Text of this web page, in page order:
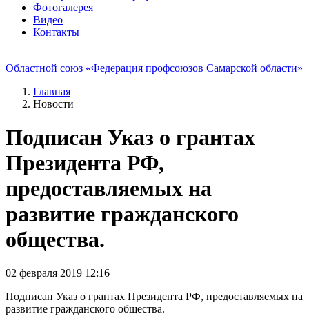
Фотогалерея
Видео
Контакты
Областной союз «Федерация профсоюзов Самарской области»
Главная
Новости
Подписан Указ о грантах
Президента РФ,
предоставляемых на
развитие гражданского
общества.
02 февраля 2019 12:16
Подписан Указ о грантах Президента РФ, предоставляемых на
развитие гражданского общества.